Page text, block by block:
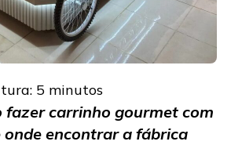
5 minutos
fazer carrinho gourmet com
onde encontrar a fábrica